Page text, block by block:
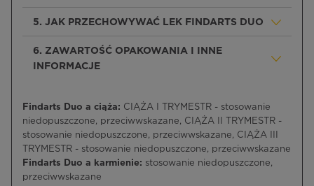
5. JAK PRZECHOWYWAĆ LEK FINDARTS DUO
6. ZAWARTOŚĆ OPAKOWANIA I INNE
INFORMACJE
Findarts Duo a ciąża: CIĄŻA I TRYMESTR - stosowanie
niedopuszczone, przeciwwskazane, CIĄŻA II TRYMESTR -
stosowanie niedopuszczone, przeciwwskazane, CIĄŻA III
TRYMESTR - stosowanie niedopuszczone, przeciwwskazane
Findarts Duo a karmienie: stosowanie niedopuszczone,
przeciwwskazane